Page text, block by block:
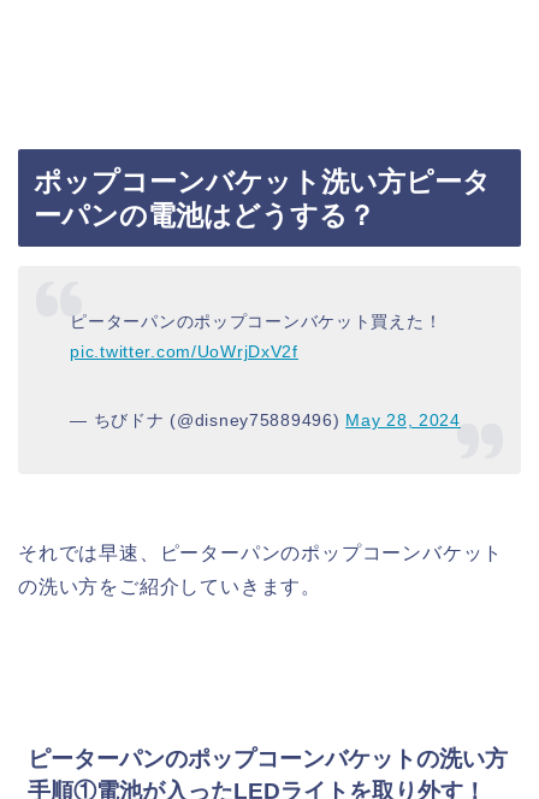
ポップコーンバケット洗い方ピータ
ーパンの電池はどうする？
ピーターパンのポップコーンバケット買えた！
pic.twitter.com/UoWrjDxV2f
— ちびドナ (@disney75889496) May 28, 2024
それでは早速、ピーターパンのポップコーンバケット
の洗い方をご紹介していきます。
ピーターパンのポップコーンバケットの洗い方
手順①電池が入ったLEDライトを取り外す！